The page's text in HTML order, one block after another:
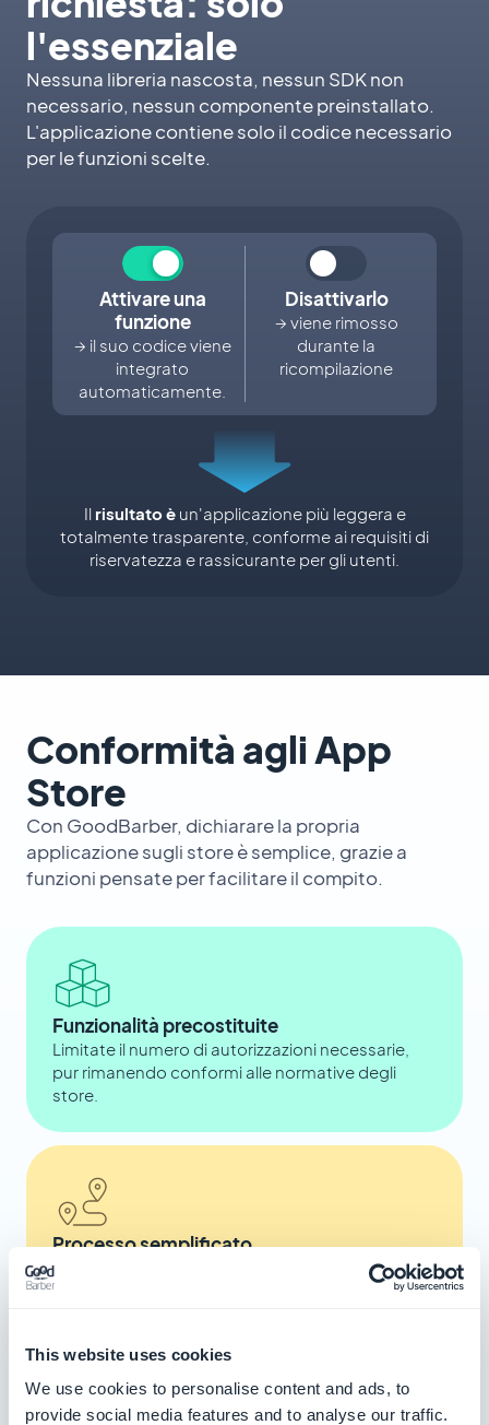
This website uses cookies
We use cookies to personalise content and ads, to
provide social media features and to analyse our traffic.
l'essenziale
Nessuna libreria nascosta, nessun SDK non
necessario, nessun componente preinstallato.
L'applicazione contiene solo il codice necessario
per le funzioni scelte.
Attivare una
funzione
→ il suo codice viene
integrato
automaticamente.
Disattivarlo
→ viene rimosso
durante la
ricompilazione
Il risultato èun'applicazione più leggera e
totalmente trasparente, conforme ai requisiti di
riservatezza e rassicurante per gli utenti.
Conformità agli App
Store
Con GoodBarber, dichiarare la propria
applicazione sugli store è semplice, grazie a
funzioni pensate per facilitare il compito.
Funzionalità precostituite
Limitate il numero di autorizzazioni necessarie,
pur rimanendo conformi alle normative degli
store.
Processo semplificato
Approfittate di una guida integrata per aiutarvi a
fare le vostre dichiarazioni.